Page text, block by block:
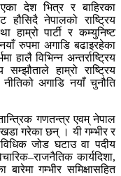
देश भित्र र बाहिरका
हौसिदै नेपालको राष्ट्रिय
हाम्रो पार्टी र कम्युनिष्ट
रुपमा अगाडि बढाइरहेका
हालै विभिन्न अन्तर्राष्ट्रिय
हाम्रो राष्ट्रिय
अगाडि नयाँ चुनौति
गणतन्त्र एवम् नेपाल
खडा गरेका छन् । यी गम्भीर र
जोड घटाउ वा पदीय
कार्यदिशा,
गम्भीर समिक्षासहित